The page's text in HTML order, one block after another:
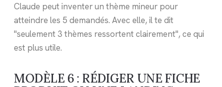
Claude peut inventer un thème mineur pour
atteindre les 5 demandés. Avec elle, il te dit
"seulement 3 thèmes ressortent clairement", ce qui
est plus utile.
MODÈLE 6 : RÉDIGER UNE FICHE